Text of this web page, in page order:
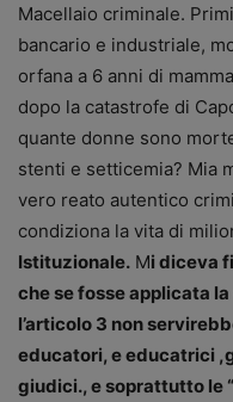
Macellaio criminale.
bancario e industriale,
orfana a 6 anni di
dopo la catastrofe di
quante donne sono
stenti e setticemia? Mia
vero reato autentico
condiziona la vita di
Istituzionale. Mi diceva
che se fosse applicata
l’articolo 3 non
educatori, e educatrici
giudici., e soprattutto le